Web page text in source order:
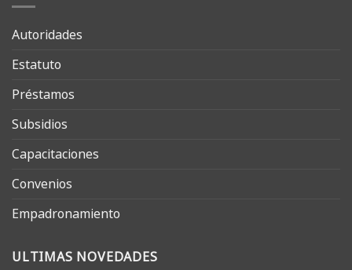
Autoridades
Estatuto
Préstamos
Subsidios
Capacitaciones
Convenios
Empadronamiento
ULTIMAS NOVEDADES